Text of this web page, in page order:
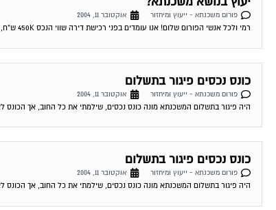
פורום משכנתא - ייעוץ ומיחזור
אוקטובר 11, 2004
רמי ולכל אנשי הפורום שלום! אנו עומדים בפני רכישת דירה שווי הנכס 450K ש"ח, ויש לנו הון עצמי של 300K ש"ח. לי ולבת זוגתי יש...
כונס נכסים פיגור בתשלום
פורום משכנתא - ייעוץ ומיחזור
אוקטובר 11, 2004
היה פיגור בתשלום המשכנתא מונה כונס נכסים, שילמתי את כל החוב, אך
כונס נכסים פיגור בתשלום
פורום משכנתא - ייעוץ ומיחזור
אוקטובר 11, 2004
היה פיגור בתשלום המשכנתא מונה כונס נכסים, שילמתי את כל החוב, אך